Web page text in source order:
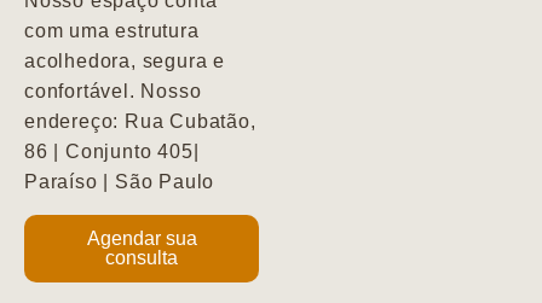
com uma estrutura
acolhedora, segura e
confortável. Nosso
endereço: Rua Cubatão,
86 | Conjunto 405|
Paraíso | São Paulo
Agendar sua
consulta